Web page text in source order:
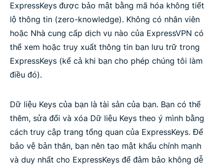
ExpressKeys được bảo mật bằng mã hóa không tiết
lộ thông tin (zero-knowledge). Không có nhân viên
hoặc Nhà cung cấp dịch vụ nào của ExpressVPN có
thể xem hoặc truy xuất thông tin bạn lưu trữ trong
ExpressKeys (kể cả khi bạn cho phép chúng tôi làm
điều đó).
Dữ liệu Keys của bạn là tài sản của bạn. Bạn có thể
thêm, sửa đổi và xóa Dữ liệu Keys theo ý mình bằng
cách truy cập trang tổng quan của ExpressKeys. Để
bảo vệ bản thân, bạn nên tạo mật khẩu chính mạnh
và duy nhất cho ExpressKeys để đảm bảo không dễ